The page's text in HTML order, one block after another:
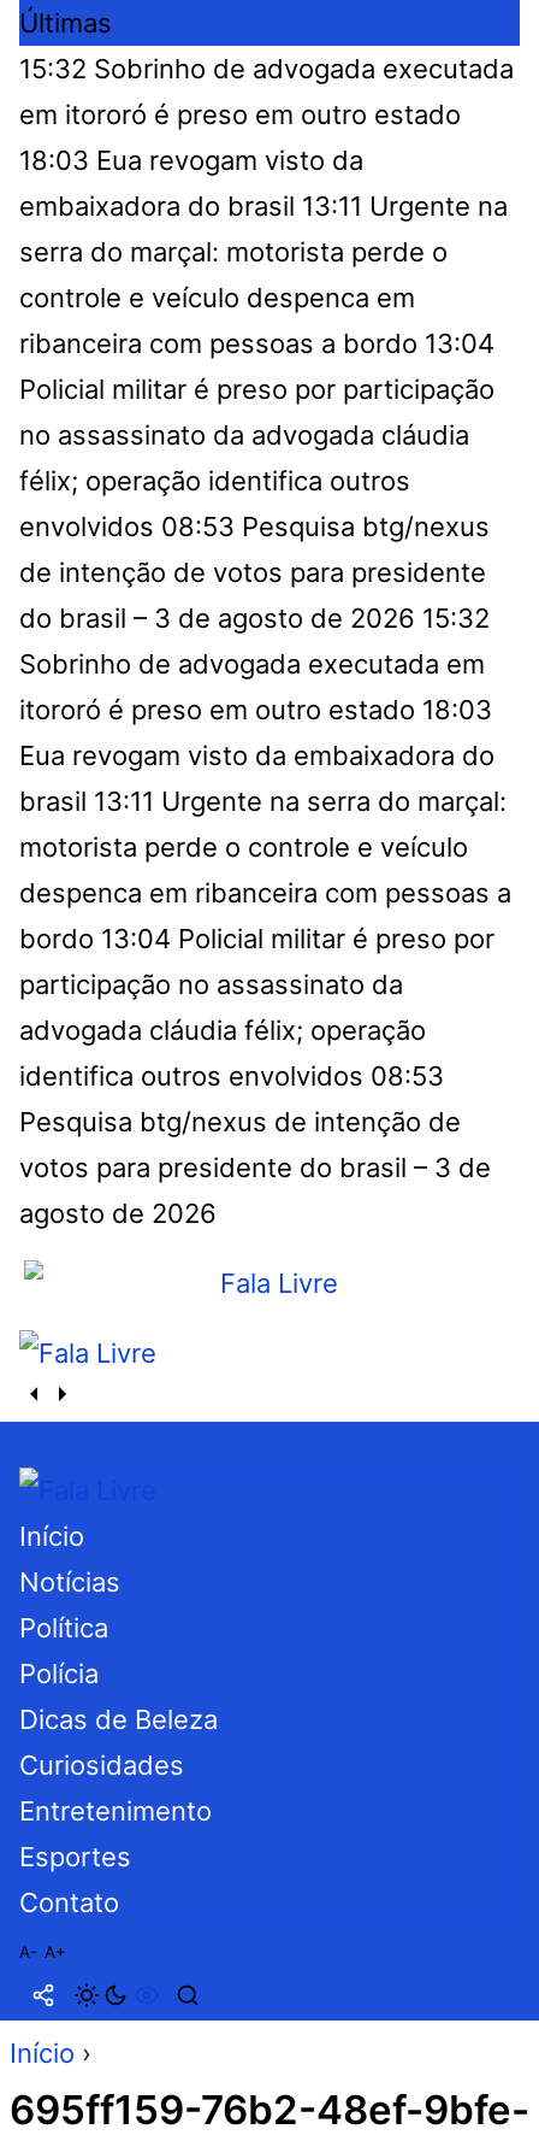
Últimas
15:32 Sobrinho de advogada executada
em itororó é preso em outro estado
18:03 Eua revogam visto da
embaixadora do brasil 13:11 Urgente na
serra do marçal: motorista perde o
controle e veículo despenca em
ribanceira com pessoas a bordo 13:04
Policial militar é preso por participação
no assassinato da advogada cláudia
félix; operação identifica outros
envolvidos 08:53 Pesquisa btg/nexus
de intenção de votos para presidente
do brasil – 3 de agosto de 2026 15:32
Sobrinho de advogada executada em
itororó é preso em outro estado 18:03
Eua revogam visto da embaixadora do
brasil 13:11 Urgente na serra do marçal:
motorista perde o controle e veículo
despenca em ribanceira com pessoas a
bordo 13:04 Policial militar é preso por
participação no assassinato da
advogada cláudia félix; operação
identifica outros envolvidos 08:53
Pesquisa btg/nexus de intenção de
votos para presidente do brasil – 3 de
agosto de 2026
Início
Notícias
Política
Polícia
Dicas de Beleza
Curiosidades
Entretenimento
Esportes
Contato
A- A+
Início ›
695ff159-76b2-48ef-9bfe-